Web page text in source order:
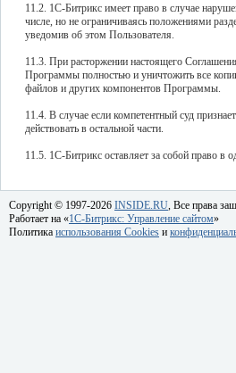
11.2. 1С-Битрикс имеет право в случае
числе, но не ограничиваясь положениями
уведомив об этом Пользователя.
11.3. При расторжении настоящего
Программы полностью и уничтожить все
файлов и других компонентов Программы.
11.4. В случае если компетентный суд
действовать в остальной части.
11.5. 1С-Битрикс оставляет за собой право в
Copyright © 1997-2026 INSIDE.RU, Все права
Работает на «1C-Битрикс: Управление сайтом»
Политика использования Cookies и